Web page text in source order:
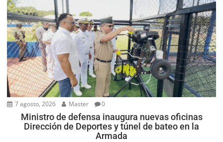
7 agosto, 2026 Master 0
Ministro de defensa inaugura nuevas oficinas
Dirección de Deportes y túnel de bateo en la
Armada